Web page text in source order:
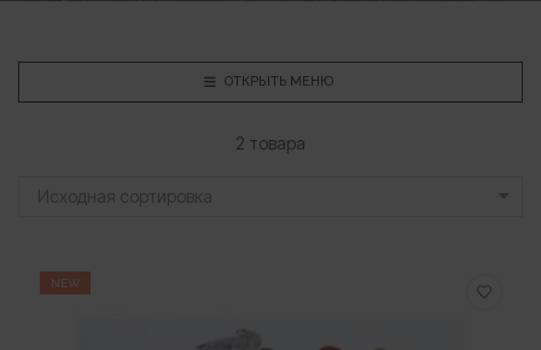
ОТКРЫТЬ МЕНЮ
2 товара
Исходная сортировка
NEW